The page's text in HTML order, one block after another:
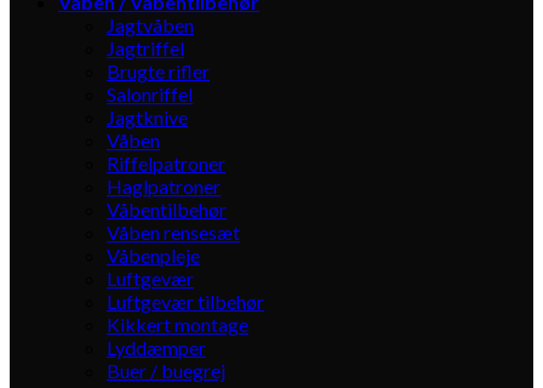
Jagtvåben
Jagtriffel
Brugte rifler
Salonriffel
Jagtknive
Våben
Riffelpatroner
Haglpatroner
Våbentilbehør
Våben rensesæt
Våbenpleje
Luftgevær
Luftgevær tilbehør
Kikkert montage
Lyddæmper
Buer / buegrej